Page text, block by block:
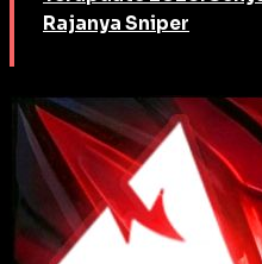
Rajanya Sniper